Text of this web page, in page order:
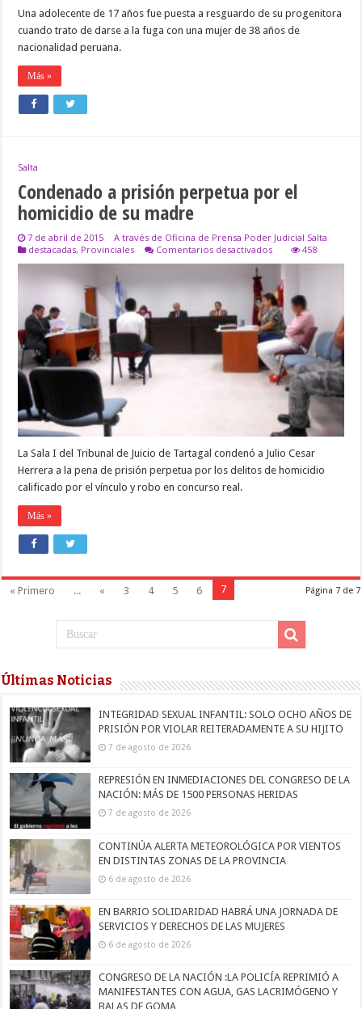
Una adolecente de 17 años fue puesta a resguardo de su progenitora
cuando trato de darse a la fuga con una mujer de 38 años de
nacionalidad peruana.
Más »
Salta
Condenado a prisión perpetua por el
homicidio de su madre
7 de abril de 2015
A través de Oficina de Prensa Poder Judicial Salta
destacadas, Provinciales Comentarios desactivadosen
prisión
perpetua
por
el
homicidio
de
su
madre
458
La Sala I del Tribunal de Juicio de Tartagal condenó a Julio Cesar
Herrera a la pena de prisión perpetua por los delitos de homicidio
calificado por el vínculo y robo en concurso real.
Más »
Página 7 de 7
« Primero ... « 3 4 5 6 7
Últimas Noticias
INTEGRIDAD SEXUAL INFANTIL: SOLO OCHO AÑOS DE
PRISIÓN POR VIOLAR REITERADAMENTE A SU HIJITO
7 de agosto de 2026
REPRESIÓN EN INMEDIACIONES DEL CONGRESO DE LA
NACIÓN: MÁS DE 1500 PERSONAS HERIDAS
7 de agosto de 2026
CONTINÚA ALERTA METEOROLÓGICA POR VIENTOS
EN DISTINTAS ZONAS DE LA PROVINCIA
6 de agosto de 2026
EN BARRIO SOLIDARIDAD HABRÁ UNA JORNADA DE
SERVICIOS Y DERECHOS DE LAS MUJERES
6 de agosto de 2026
CONGRESO DE LA NACIÓN :LA POLICÍA REPRIMIÓ A
MANIFESTANTES CON AGUA, GAS LACRIMÓGENO Y
BALAS DE GOMA